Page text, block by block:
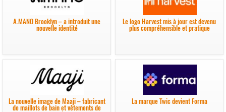
A.MANO Brooklyn – a introduit une
nouvelle identité
Le logo Harvest mis à jour est devenu
plus compréhensible et pratique
La nouvelle image de Maaji – fabricant
de maillots de bain et vêtements de
La marque Twic devient Forma